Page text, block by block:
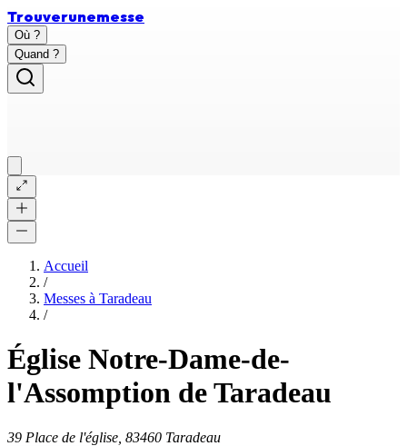
Trouverunemesse
Où ?
Quand ?
Accueil
/
Messes à Taradeau
/
Église Notre-Dame-de-
l'Assomption de Taradeau
39 Place de l'église, 83460 Taradeau